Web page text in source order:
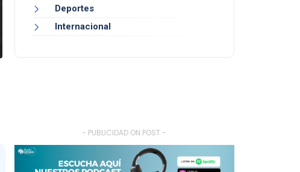
Deportes
Internacional
- PUBLICIDAD ON POST -